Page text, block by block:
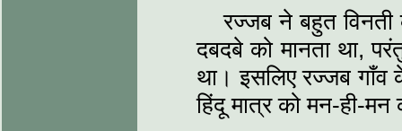
रज्जब ने बहुत विनती
दबदबे को मानता था,
था। इसलिए रज्जब
हिंदू मात्र को मन-ही-